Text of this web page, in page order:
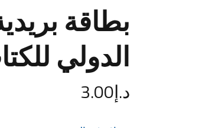
بطاقة
الدولي
د.إ3.00